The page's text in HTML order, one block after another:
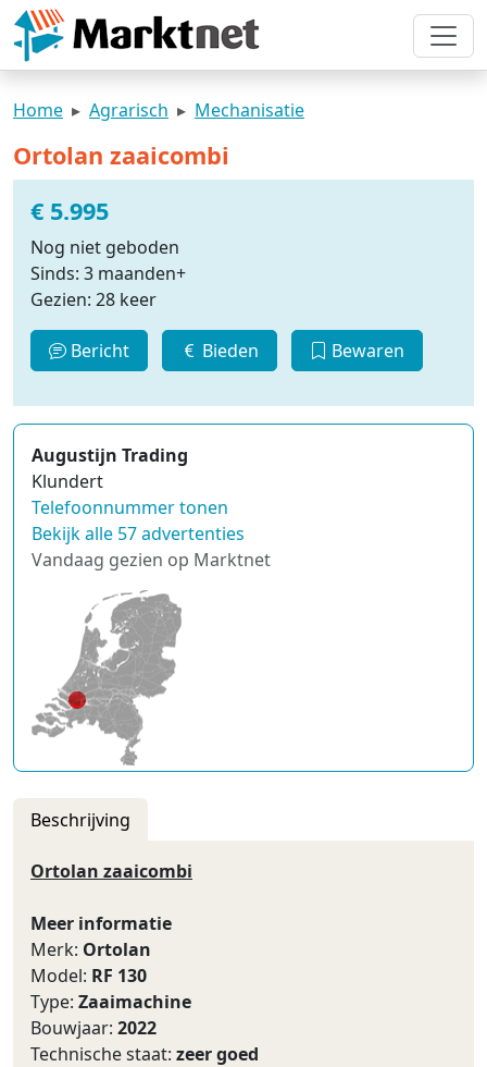
Home Agrarisch Mechanisatie
Ortolan zaaicombi
€ 5.995
Nog niet geboden
Sinds: 3 maanden+
Gezien: 28 keer
Bericht Bieden Bewaren
Augustijn Trading
Klundert
Telefoonnummer tonen
Bekijk alle 57 advertenties
Vandaag gezien op Marktnet
Beschrijving
Ortolan zaaicombi
Meer informatie
Merk: Ortolan
Model: RF 130
Type: Zaaimachine
Bouwjaar: 2022
Technische staat: zeer goed